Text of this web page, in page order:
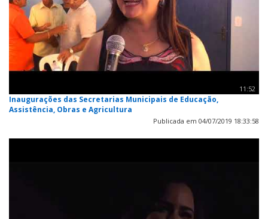
11:52
Inaugurações das Secretarias Municipais de Educação,
Assistência, Obras e Agricultura
Publicada em 04/07/2019 18:33:58